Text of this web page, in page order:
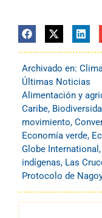
Archivado en:
Últimas Noticias
Alimentación y
Caribe,
movimiento,
Economía verde,
Globe International ,
indígenas, Las
Protocolo de